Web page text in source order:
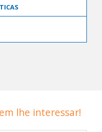
lhe interessar!